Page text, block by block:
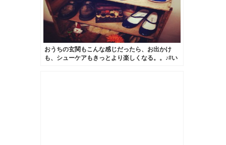
おうちの玄関もこんな感じだったら、お出かけ
も、シューケアもきっとより楽しくなる。。♪#い